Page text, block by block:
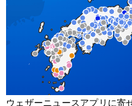
ウェザーニュースアプリに寄